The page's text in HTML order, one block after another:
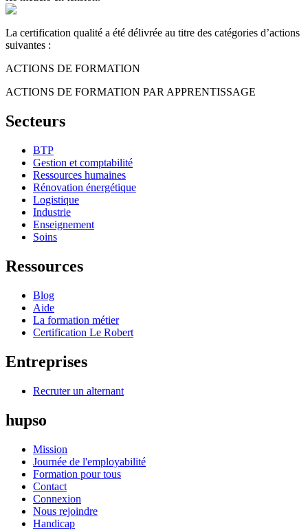
La certification qualité a été délivrée au titre des catégories d’actions
suivantes :
ACTIONS DE FORMATION
ACTIONS DE FORMATION PAR APPRENTISSAGE
Secteurs
BTP
Gestion et comptabilité
Ressources humaines
Rénovation énergétique
Logistique
Industrie
Enseignement
Soins
Ressources
Blog
Aide
La formation métier
Certification Le Robert
Entreprises
Recruter un alternant
hupso
Mission
Journée de l'employabilité
Formation pour tous
Contact
Connexion
Nous rejoindre
Handicap